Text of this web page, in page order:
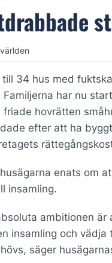
till 34 hus med
Familjerna har nu
friade hovrätten
efter att ha
enats om
insamling.
ambitionen
insamling och
säger